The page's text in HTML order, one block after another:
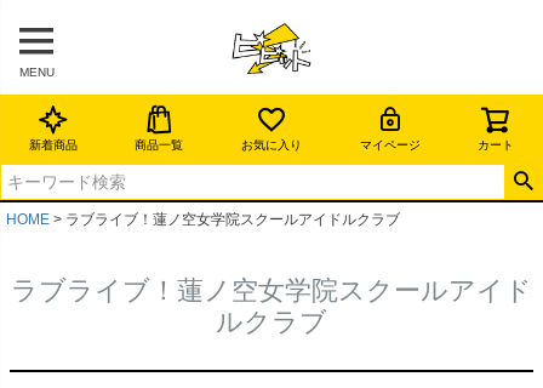
MENU
新着商品 商品一覧 お気に入り マイページ カート
HOME ラブライブ！蓮ノ空女学院スクールアイドルクラブ
ラブライブ！蓮ノ空女学院スクールアイド
ルクラブ